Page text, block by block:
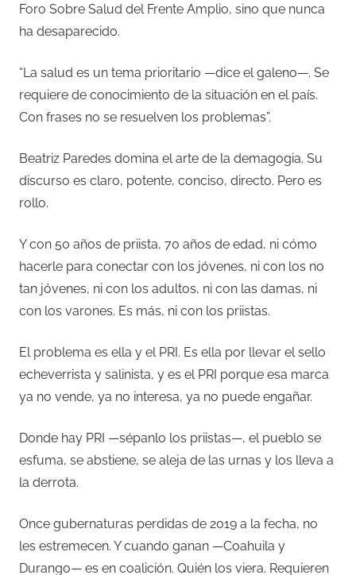
Foro Sobre Salud del Frente Amplio, sino que nunca
ha desaparecido.
“La salud es un tema prioritario —dice el galeno—. Se
requiere de conocimiento de la situación en el país.
Con frases no se resuelven los problemas”.
Beatriz Paredes domina el arte de la demagogia. Su
discurso es claro, potente, conciso, directo. Pero es
rollo.
Y con 50 años de priista, 70 años de edad, ni cómo
hacerle para conectar con los jóvenes, ni con los no
tan jóvenes, ni con los adultos, ni con las damas, ni
con los varones. Es más, ni con los priistas.
El problema es ella y el PRI. Es ella por llevar el sello
echeverrista y salinista, y es el PRI porque esa marca
ya no vende, ya no interesa, ya no puede engañar.
Donde hay PRI —sépanlo los priistas—, el pueblo se
esfuma, se abstiene, se aleja de las urnas y los lleva a
la derrota.
Once gubernaturas perdidas de 2019 a la fecha, no
les estremecen. Y cuando ganan —Coahuila y
Durango— es en coalición. Quién los viera. Requieren